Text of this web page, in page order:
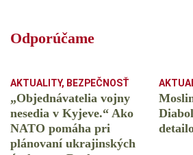
Odporúčame
AKTUALITY, BEZPEČNOSŤ
„Objednávatelia vojny
nesedia v Kyjeve.“ Ako
NATO pomáha pri
plánovaní ukrajinských